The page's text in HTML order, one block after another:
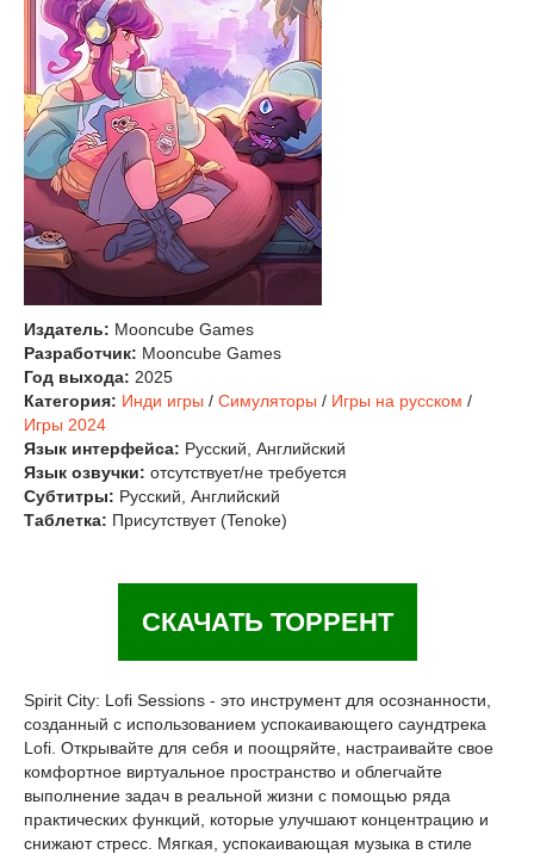
Издатель: Mooncube Games
Разработчик: Mooncube Games
Год выхода: 2025
Категория: Инди игры / Симуляторы / Игры на русском /
Игры 2024
Язык интерфейса: Русский, Английский
Язык озвучки: отсутствует/не требуется
Субтитры: Русский, Английский
Таблетка: Присутствует (Tenoke)
СКАЧАТЬ ТОРРЕНТ
Spirit City: Lofi Sessions - это инструмент для осознанности,
созданный с использованием успокаивающего саундтрека
Lofi. Открывайте для себя и поощряйте, настраивайте свое
комфортное виртуальное пространство и облегчайте
выполнение задач в реальной жизни с помощью ряда
практических функций, которые улучшают концентрацию и
снижают стресс. Мягкая, успокаивающая музыка в стиле